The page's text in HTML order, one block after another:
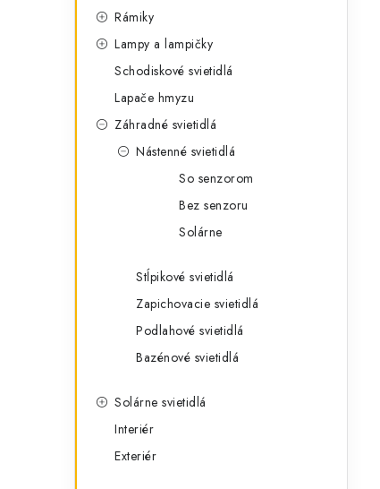
Rámiky
Lampy a lampičky
Schodiskové svietidlá
Lapače hmyzu
Záhradné svietidlá
Nástenné svietidlá
So senzorom
Bez senzoru
Solárne
Stĺpikové svietidlá
Zapichovacie svietidlá
Podlahové svietidlá
Bazénové svietidlá
Solárne svietidlá
Interiér
Exteriér